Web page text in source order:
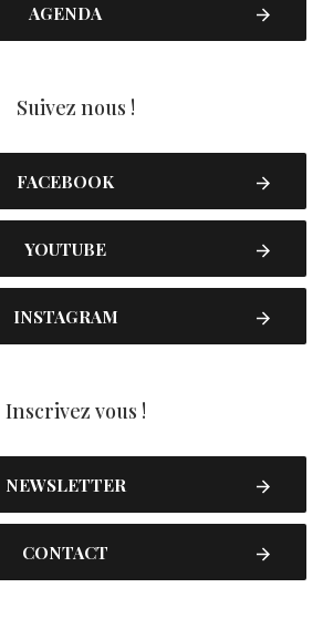
AGENDA
Suivez nous !
FACEBOOK
YOUTUBE
INSTAGRAM
Inscrivez vous !
NEWSLETTER
CONTACT